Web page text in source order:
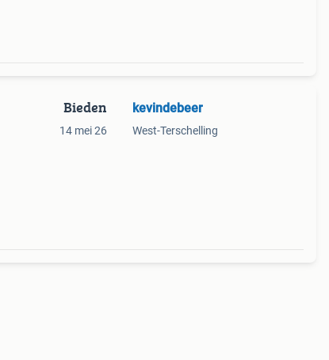
Bieden
14 mei 26
kevindebeer
West-Terschelling